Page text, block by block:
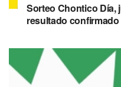
Sorteo Chontico Día,
resultado confirmado